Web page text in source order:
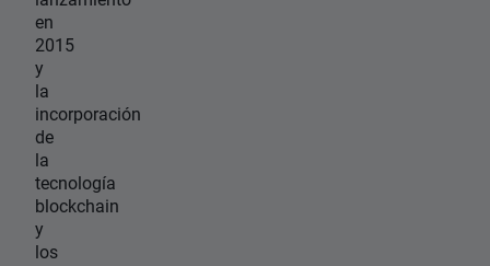
en
2015
y
la
incorporación
de
la
tecnología
blockchain
y
los